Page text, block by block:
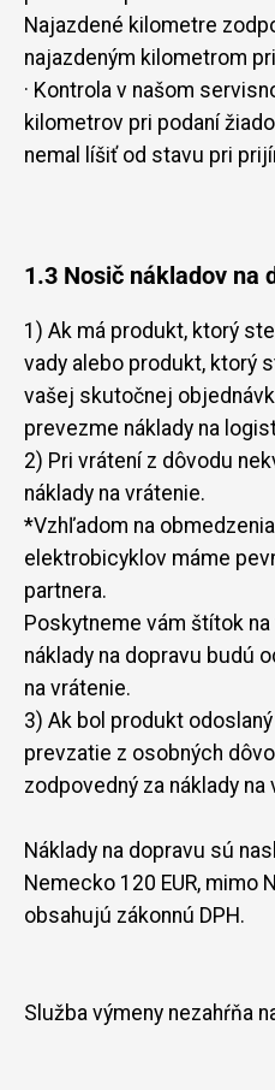
Najazdené kilometre
najazdeným kilometrom
· Kontrola v našom
kilometrov pri podaní
nemal líšiť od stavu pri
1.3 Nosič nákladov na
1) Ak má produkt, ktorý
vady alebo produkt, ktorý
vašej skutočnej
prevezme náklady na
2) Pri vrátení z dôvodu
náklady na vrátenie.
*Vzhľadom na
elektrobicyklov máme
partnera.
Poskytneme vám štítok
náklady na dopravu budú
na vrátenie.
3) Ak bol produkt
prevzatie z osobných
zodpovedný za náklady na
Náklady na dopravu sú
Nemecko 120 EUR, mimo
obsahujú zákonnú DPH.
Služba výmeny nezahŕňa